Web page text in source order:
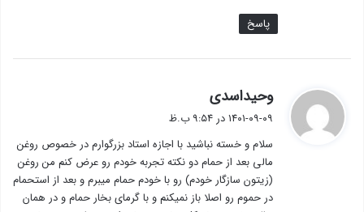
پاسخ
وحیداسدی
ف
:
۱۴۰۱-۰۹-۰۹ در ۹:۵۴ ب.ظ
سلام و خسته نباشید با اجازه استاد بزرگوارم در خصوص روغن
مالی بعد از حمام دو نکته تجربه خودم رو عرض کنم من روغن
(زیتون سازگار خودم) رو با خودم حمام میبرم و بعد از استحمام
در حموم رو اصلا باز نمیکنم و با گرمای بخار حمام و در همان